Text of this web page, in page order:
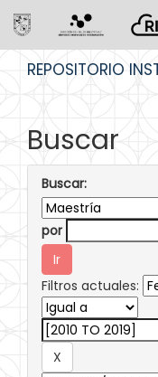
REPOSITORIO
Buscar
Buscar:
por
Filtros actuales: